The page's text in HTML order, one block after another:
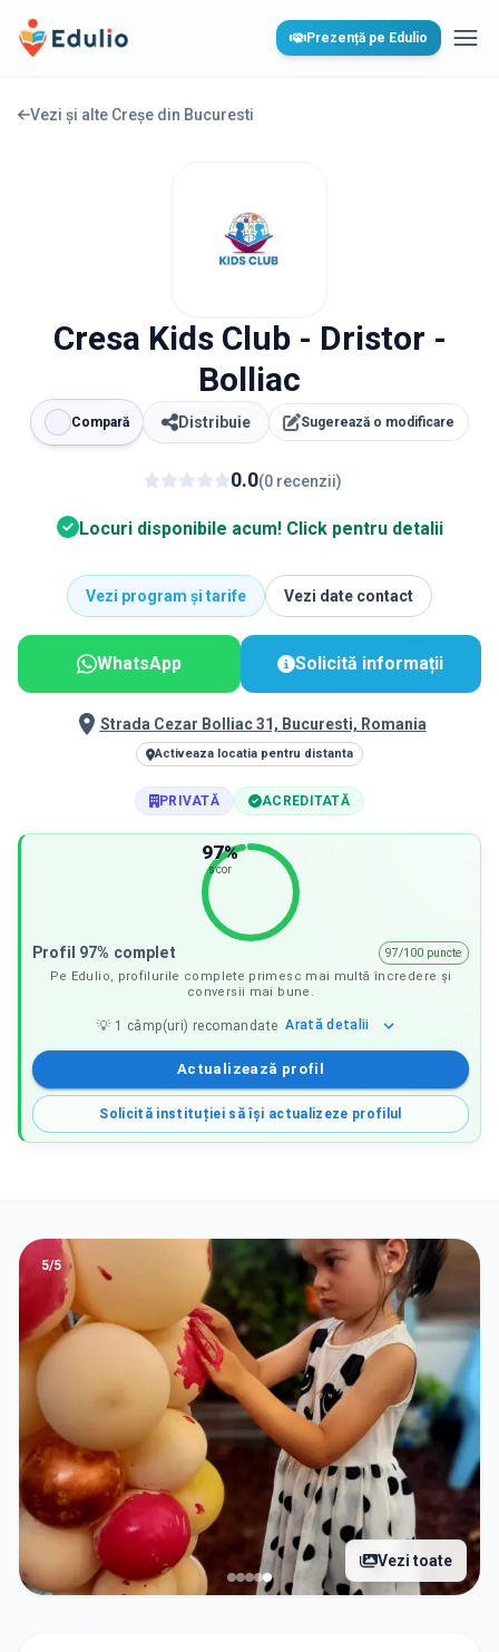
Edulio Prezență pe Edulio
Vezi și alte Creșe din Bucuresti
Cresa Kids Club - Dristor -
Bolliac
Compară Distribuie Sugerează o modificare
0.0(0 recenzii)
Locuri disponibile acum! Click pentru detalii
Vezi program și tarife Vezi date contact
WhatsApp Solicită informații
Strada Cezar Bolliac 31, Bucuresti, Romania
Activeaza locatia pentru distanta
PRIVATĂ ACREDITATĂ
97%
scor
Profil 97% complet
97/100 puncte
Pe Edulio, profilurile complete primesc mai multă încredere și
conversii mai bune.
💡 1 câmp(uri) recomandate Arată detalii
Actualizează profil
Solicită instituției să își actualizeze profilul
3/5
Vezi toate